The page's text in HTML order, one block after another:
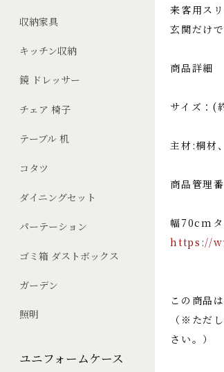
収納家具
キッチン収納
鏡 ドレッサー
チェア 椅子
テーブル 机
コタツ
ダイニングセット
パーテーション
ゴミ箱 ダストボックス
ガーデン
照明
ユニフォームケース
来客用ス
玄関だけ
商品詳細
サイズ：
主材:桐材
商品管理
幅70cmタ
https://
この商品
（※ただ
さい。）